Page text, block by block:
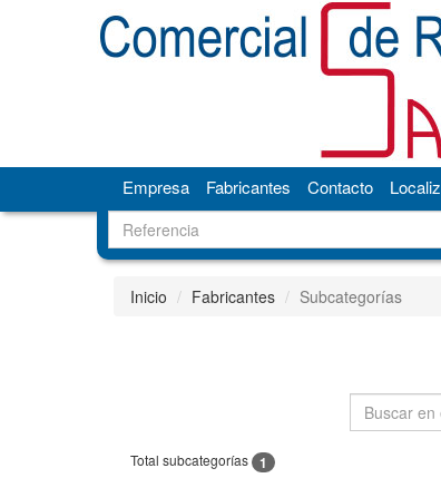
Empresa Fabricantes Contacto
Inicio Fabricantes Subcategorías
Total subcategorías 1